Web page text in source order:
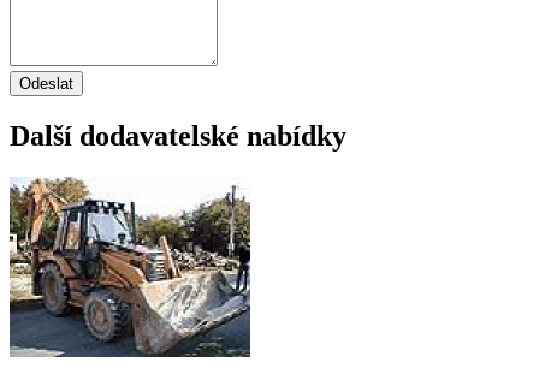
Odeslat
Další dodavatelské nabídky